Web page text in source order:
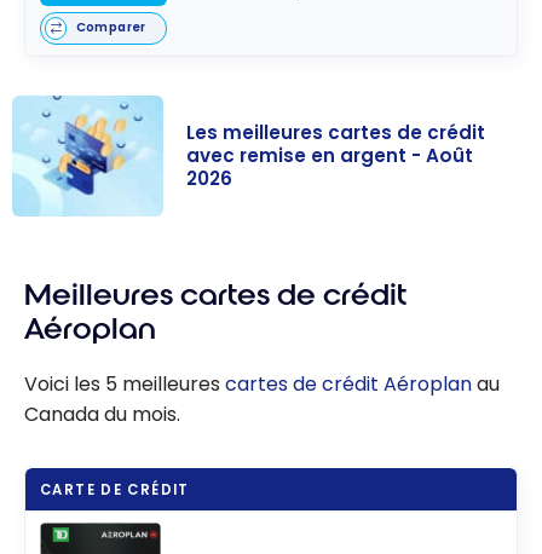
Comparer
crédit avec
remise en
argent - Août
2026
Les meilleures cartes de crédit
avec remise en argent - Août
2026
Meilleures cartes de crédit
Aéroplan
Voici les 5 meilleures cartes de crédit Aéroplanau
Canada du mois.
CARTE DE CRÉDIT